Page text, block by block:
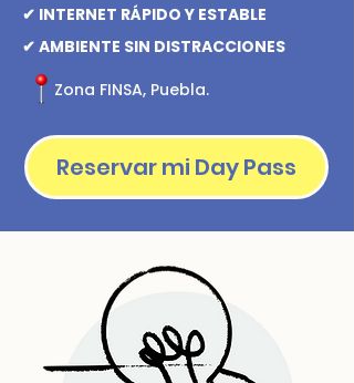
✔ INTERNET RÁPIDO Y ESTABLE
✔ AMBIENTE SIN DISTRACCIONES
Zona FINSA, Puebla.
Reservar mi Day Pass